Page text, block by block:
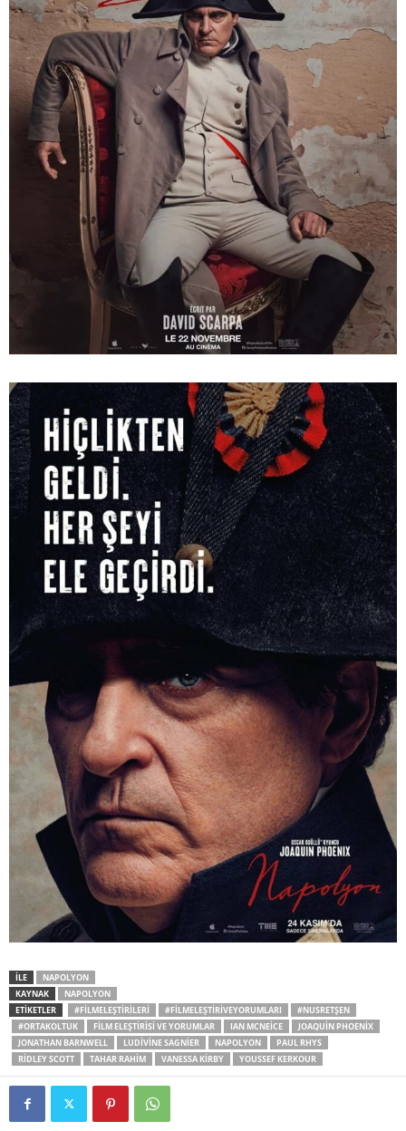
İLE
NAPOLYON
KAYNAK
NAPOLYON
ETİKETLER
#FILMELEŞTIRILERI #FILMELEŞTIRIVEYORUMLARI
#NUSRETŞEN
#ORTAKOLTUK
FILM ELEŞTIRISI VE YORUMLAR IAN MCNEICE
JOAQUIN PHOENIX
JONATHAN BARNWELL
LUDIVINE SAGNIER NAPOLYON
PAUL RHYS
RIDLEY SCOTT
TAHAR RAHIM VANESSA KIRBY YOUSSEF KERKOUR